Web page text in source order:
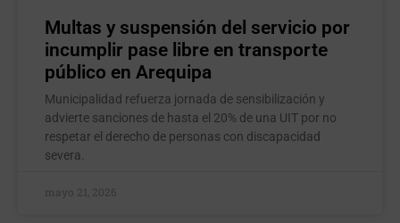
Multas y suspensión del servicio por
incumplir pase libre en transporte
público en Arequipa
Municipalidad refuerza jornada de sensibilización y
advierte sanciones de hasta el 20% de una UIT por no
respetar el derecho de personas con discapacidad
severa.
mayo 21, 2026